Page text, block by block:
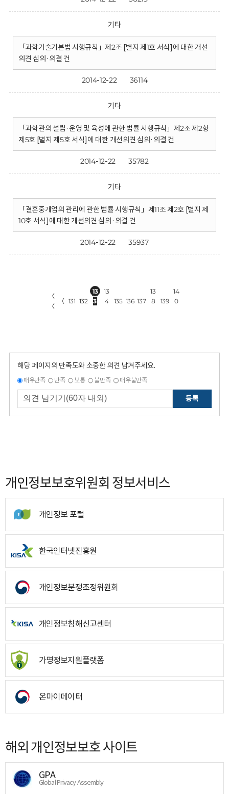
기타
「과학기술기본법 시행규칙」제2조 [별지 제1호 서식]에 대한 개선
의견 심의·의결 건
2014-12-22 36114
기타
「과학관의 설립·운영 및 육성에 관한 법률 시행규칙」제2조 제2항
제5호 [별지 제5호 서식]에 대한 개선의견 심의·의결 건
2014-12-22 35782
기타
「결혼중개업의 관리에 관한 법률 시행규칙」제11조 제2호 [별지 제
10호 서식]에 대한 개선의견 심의·의결 건
2014-12-22 35937
〈
〈
〈 131 132
13
3
13
4
135 136 137
13
8
139
14
0
해당 페이지의 만족도와 소중한 의견 남겨주세요.
매우만족 만족 보통 불만족 매우불만족
등록
개인정보보호위원회 정보서비스
개인정보 포털
한국인터넷진흥원
개인정보분쟁조정위원회
개인정보침해신고센터
가명정보지원플랫폼
온마이데이터
해외 개인정보보호 사이트
GPA
Global Privacy Assembly